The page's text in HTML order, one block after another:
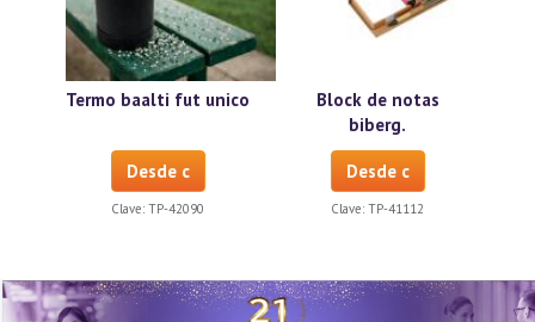
Termo baalti fut unico
Desde c
Clave: TP-42090
Block de notas
biberg.
Desde c
Clave: TP-41112